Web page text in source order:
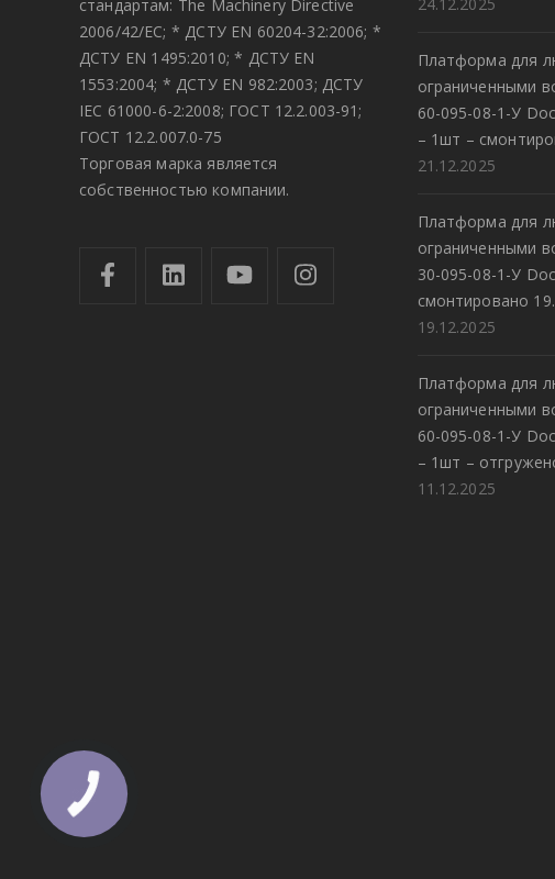
стандартам: The Machinery Directive
2006/42/EC; * ДСТУ EN 60204-32:2006; *
ДСТУ EN 1495:2010; * ДСТУ EN
1553:2004; * ДСТУ EN 982:2003; ДСТУ
IEC 61000-6-2:2008; ГОСТ 12.2.003-91;
ГОСТ 12.2.007.0-75
Торговая марка является
собственностью компании.
Платформа для
ограниченными
60-095-08-1-У
– 1шт –
21.12.2025
Платформа для
ограниченными
30-095-08-1-У
смонтировано
19.12.2025
Платформа для
ограниченными
60-095-08-1-У
– 1шт –
11.12.2025